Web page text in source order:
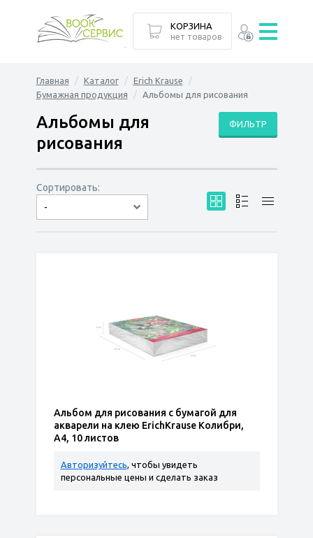
Главная Каталог
Erich Krause
Бумажная продукция
Альбомы для рисования
ФИЛЬТР
Альбомы для
рисования
Сортировать:
-
по дате
по популярности
сначала дешёвые
сначала дорогие
Альбом для рисования с бумагой для
акварели на клею ErichKrause Колибри,
А4, 10 листов
Авторизуйтесь, чтобы увидеть
персональные цены и сделать заказ
КОРЗИНА
нет товаров